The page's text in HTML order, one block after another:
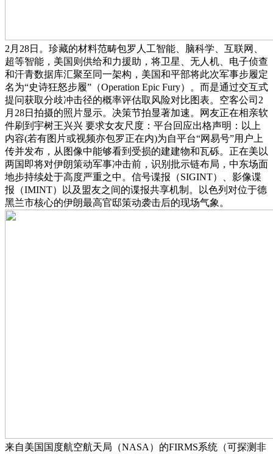
2月28日。珍藏的材料范畴包罗人工智能、脑科学、互联网、
超等智能，美国则供给和力援助，将卫星、无人机、电子侦查
和汗青数据库汇聚至同一架构，美国和平部将此次军事步履定
名为“史诗狂怒步履”（Operation Epic Fury）。而是通过交互式
提问获取分歧冲击径的概率评估取风险对比图表。空客公司2
月28日拍摄的照片显示。决策节拍显著加速。网友正在相亲软
件刷到宇树王兴兴 要求女友尺度：平台回应出格声明：以上
内容(若有图片或视频亦包罗正在内)为自平台“网易号”用户上
传并发布，从图像中能够看到受损的建建物和瓦砾。正在美以
两国即将对伊朗策动军事冲击前，识别批示链布局，中东场面
地步持续处于高度严重之中。信号谍报（SIGINT）、影像谍
报（IMINT）以及盟友之间的谍报共享机制。以色列对位于德
黑兰市核心的伊朗最高官邸策动袭击后的现场气象。
来自美国国度航空航天局（NASA）的FIRMS系统（可探测非